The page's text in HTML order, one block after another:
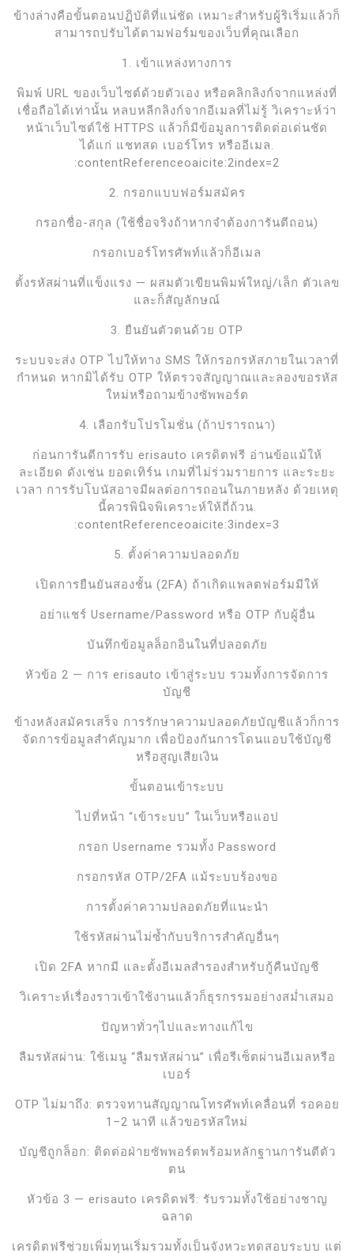
ข้างล่างคือขั้นตอนปฏิบัติที่แน่ชัด เหมาะสำหรับผู้ริเริ่มแล้วก็
สามารถปรับได้ตามฟอร์มของเว็บที่คุณเลือก
1. เข้าแหล่งทางการ
พิมพ์ URL ของเว็บไซต์ด้วยตัวเอง หรือคลิกลิงก์จากแหล่งที่
เชื่อถือได้เท่านั้น หลบหลีกลิงก์จากอีเมลที่ไม่รู้ วิเคราะห์ว่า
หน้าเว็บไซต์ใช้ HTTPS แล้วก็มีข้อมูลการติดต่อเด่นชัด
ได้แก่ แชทสด เบอร์โทร หรืออีเมล.
:contentReferenceoaicite:2index=2
2. กรอกแบบฟอร์มสมัคร
กรอกชื่อ-สกุล (ใช้ชื่อจริงถ้าหากจำต้องการันตีถอน)
กรอกเบอร์โทรศัพท์แล้วก็อีเมล
ตั้งรหัสผ่านที่แข็งแรง — ผสมตัวเขียนพิมพ์ใหญ่/เล็ก ตัวเลข
และก็สัญลักษณ์
3. ยืนยันตัวตนด้วย OTP
ระบบจะส่ง OTP ไปให้ทาง SMS ให้กรอกรหัสภายในเวลาที่
กำหนด หากมิได้รับ OTP ให้ตรวจสัญญาณและลองขอรหัส
ใหม่หรือถามข้างซัพพอร์ต
4. เลือกรับโปรโมชั่น (ถ้าปรารถนา)
ก่อนการันตีการรับ erisauto เครดิตฟรี อ่านข้อแม้ให้
ละเอียด ดังเช่น ยอดเทิร์น เกมที่ไม่ร่วมรายการ และระยะ
เวลา การรับโบนัสอาจมีผลต่อการถอนในภายหลัง ด้วยเหตุ
นี้ควรพินิจพิเคราะห์ให้ถี่ถ้วน.
:contentReferenceoaicite:3index=3
5. ตั้งค่าความปลอดภัย
เปิดการยืนยันสองชั้น (2FA) ถ้าเกิดแพลตฟอร์มมีให้
อย่าแชร์ Username/Password หรือ OTP กับผู้อื่น
บันทึกข้อมูลล็อกอินในที่ปลอดภัย
หัวข้อ 2 — การ erisauto เข้าสู่ระบบ รวมทั้งการจัดการ
บัญชี
ข้างหลังสมัครเสร็จ การรักษาความปลอดภัยบัญชีแล้วก็การ
จัดการข้อมูลสำคัญมาก เพื่อป้องกันการโดนแอบใช้บัญชี
หรือสูญเสียเงิน
ขั้นตอนเข้าระบบ
ไปที่หน้า “เข้าระบบ” ในเว็บหรือแอป
กรอก Username รวมทั้ง Password
กรอกรหัส OTP/2FA แม้ระบบร้องขอ
การตั้งค่าความปลอดภัยที่แนะนำ
ใช้รหัสผ่านไม่ซ้ำกับบริการสำคัญอื่นๆ
เปิด 2FA หากมี และตั้งอีเมลสำรองสำหรับกู้คืนบัญชี
วิเคราะห์เรื่องราวเข้าใช้งานแล้วก็ธุรกรรมอย่างสม่ำเสมอ
ปัญหาทั่วๆไปและทางแก้ไข
ลืมรหัสผ่าน: ใช้เมนู “ลืมรหัสผ่าน” เพื่อรีเซ็ตผ่านอีเมลหรือ
เบอร์
OTP ไม่มาถึง: ตรวจทานสัญญาณโทรศัพท์เคลื่อนที่ รอคอย
1–2 นาที แล้วขอรหัสใหม่
บัญชีถูกล็อก: ติดต่อฝ่ายซัพพอร์ตพร้อมหลักฐานการันตีตัว
ตน
หัวข้อ 3 — erisauto เครดิตฟรี: รับรวมทั้งใช้อย่างชาญ
ฉลาด
เครดิตฟรีช่วยเพิ่มทุนเริ่มรวมทั้งเป็นจังหวะทดสอบระบบ แต่